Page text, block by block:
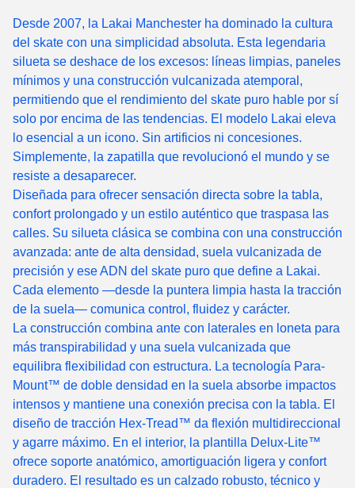
Desde 2007, la Lakai Manchester ha dominado la cultura
del skate con una simplicidad absoluta. Esta legendaria
silueta se deshace de los excesos: líneas limpias, paneles
mínimos y una construcción vulcanizada atemporal,
permitiendo que el rendimiento del skate puro hable por sí
solo por encima de las tendencias. El modelo Lakai eleva
lo esencial a un icono. Sin artificios ni concesiones.
Simplemente, la zapatilla que revolucionó el mundo y se
resiste a desaparecer.
Diseñada para ofrecer sensación directa sobre la tabla,
confort prolongado y un estilo auténtico que traspasa las
calles. Su silueta clásica se combina con una construcción
avanzada: ante de alta densidad, suela vulcanizada de
precisión y ese ADN del skate puro que define a Lakai.
Cada elemento —desde la puntera limpia hasta la tracción
de la suela— comunica control, fluidez y carácter.
La construcción combina ante con laterales en loneta para
más transpirabilidad y una suela vulcanizada que
equilibra flexibilidad con estructura. La tecnología Para-
Mount™ de doble densidad en la suela absorbe impactos
intensos y mantiene una conexión precisa con la tabla. El
diseño de tracción Hex-Tread™ da flexión multidireccional
y agarre máximo. En el interior, la plantilla Delux-Lite™
ofrece soporte anatómico, amortiguación ligera y confort
duradero. El resultado es un calzado robusto, técnico y